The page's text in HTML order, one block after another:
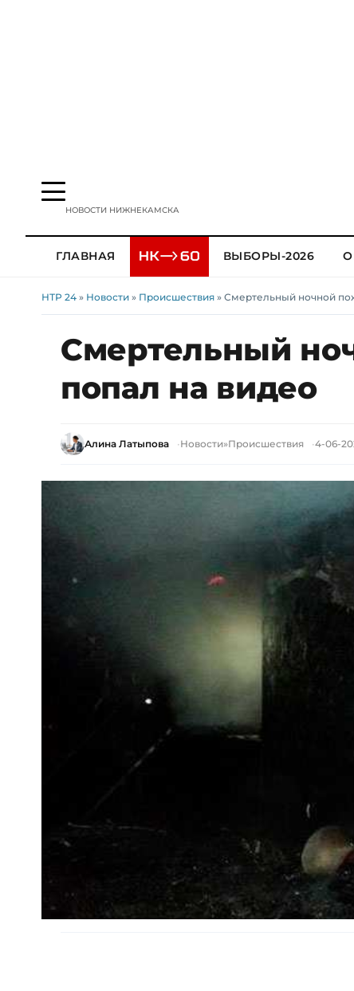
НОВОСТИ НИЖНЕКАМСКА
ГЛАВНАЯ ВЫБОРЫ-2026
НТР 24 » Новости » Происшествия » Смертельный ночной
Смертельный
попал на видео
Алина Латыпова Новости»Происшествия 4-06-